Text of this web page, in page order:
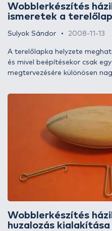
Wobblerkészítés
ismeretek a
Sulyok Sándor 2008-11-13
A terelőlapka helyzete
és mivel beépítésekor csak
megtervezésére különösen
ha mégse a legjobb helyen
jobb ezt elsőre jól csinálni. Itt
gondolok, az irány nem
egyszerűbben tudunk
el kell döntenünk, hogy
wobblerünknek, ugyanis
többfajta terelőlapkát is
érdemes tenni egy rövid
lapkatípusok világában, illetve
Wobblerkészítés
huzalozás kialakítása